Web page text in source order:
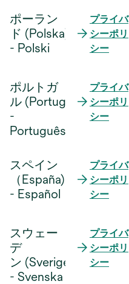
ブ
ポーラン
ド (Polska)
- Polski
プライバ
シーポリ
シー
新
ブ
ポルトガ
ル (Portugal)
-
Português
プライバ
シーポリ
シー
新
で
スペイン
（España)
- Español
プライバ
シーポリ
シー
新
ブ
スウェー
デ
ン (Sverige)
- Svenska
プライバ
シーポリ
シー
新